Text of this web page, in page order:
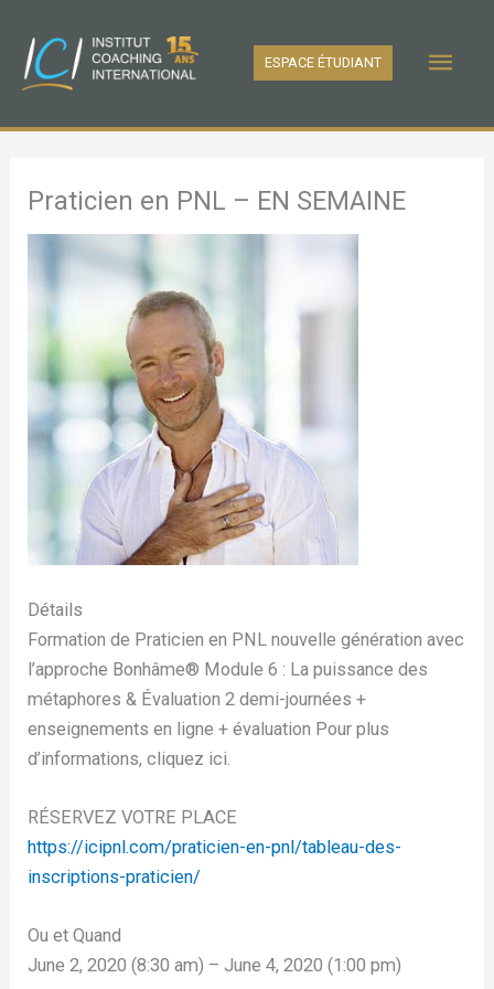
contenu
ESPACE ÉTUDIANT
Praticien en PNL – EN SEMAINE
Détails
Formation de Praticien en PNL nouvelle génération avec
l’approche Bonhâme®️ Module 6 : La puissance des
métaphores & Évaluation 2 demi-journées +
enseignements en ligne + évaluation Pour plus
d’informations, cliquez ici.
RÉSERVEZ VOTRE PLACE
https://icipnl.com/praticien-en-pnl/tableau-des-
inscriptions-praticien/
Ou et Quand
June 2, 2020 (8:30 am) – June 4, 2020 (1:00 pm)